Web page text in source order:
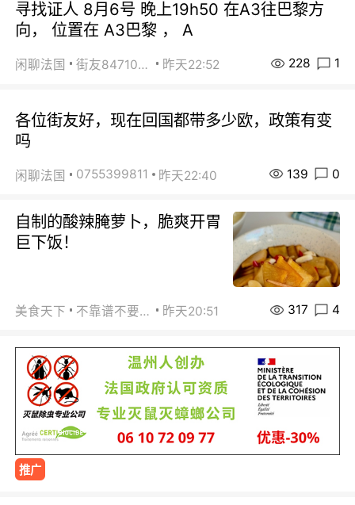
寻找证人 8月6号 晚上19h50 在A3往巴黎方
向， 位置在 A3巴黎 ， A
闲聊法国 街友84710671 昨天22:52 228 1
各位街友好，现在回国都带多少欧，政策有变
吗
闲聊法国 0755399811 昨天22:40 139 0
自制的酸辣腌萝卜，脆爽开胃
巨下饭！
美食天下 不靠谱不要联系 昨天20:51 317 4
推广